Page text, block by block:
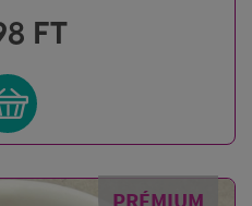
FT
PRÉMIUM